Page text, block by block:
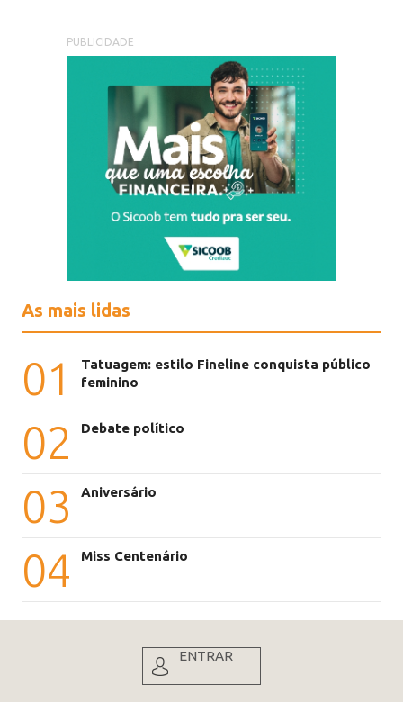
PUBLICIDADE
As mais lidas
01
Tatuagem: estilo Fineline conquista público
feminino
02 Debate político
03 Aniversário
04 Miss Centenário
ENTRAR